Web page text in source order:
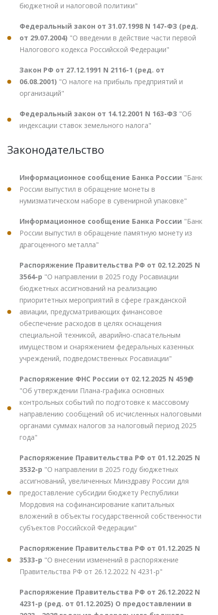
бюджетной и налоговой политики"
Федеральный закон от 31.07.1998 N 147-ФЗ (ред.
от 29.07.2004) "О введении в действие части первой
Налогового кодекса Российской Федерации"
Закон РФ от 27.12.1991 N 2116-1 (ред. от
06.08.2001) "О налоге на прибыль предприятий и
организаций"
Федеральный закон от 14.12.2001 N 163-ФЗ "Об
индексации ставок земельного налога"
Законодательство
Информационное сообщение Банка России "Банк
России выпустил в обращение монеты в
нумизматическом наборе в сувенирной упаковке"
Информационное сообщение Банка России "Банк
России выпустил в обращение памятную монету из
драгоценного металла"
Распоряжение Правительства РФ от 02.12.2025 N
3564-р "О направлении в 2025 году Росавиации
бюджетных ассигнований на реализацию
приоритетных мероприятий в сфере гражданской
авиации, предусматривающих финансовое
обеспечение расходов в целях оснащения
специальной техникой, аварийно-спасательным
имуществом и снаряжением федеральных казенных
учреждений, подведомственных Росавиации"
Распоряжение ФНС России от 02.12.2025 N 459@
"Об утверждении Плана-графика основных
контрольных событий по подготовке к массовому
направлению сообщений об исчисленных налоговыми
органами суммах налогов за налоговый период 2025
года"
Распоряжение Правительства РФ от 01.12.2025 N
3532-р "О направлении в 2025 году бюджетных
ассигнований, увеличенных Минздраву России для
предоставление субсидии бюджету Республики
Мордовия на софинансирование капитальных
вложений в объекты государственной собственности
субъектов Российской Федерации"
Распоряжение Правительства РФ от 01.12.2025 N
3533-р "О внесении изменений в распоряжение
Правительства РФ от 26.12.2022 N 4231-р"
Распоряжение Правительства РФ от 26.12.2022 N
4231-р (ред. от 01.12.2025) О предоставлении в